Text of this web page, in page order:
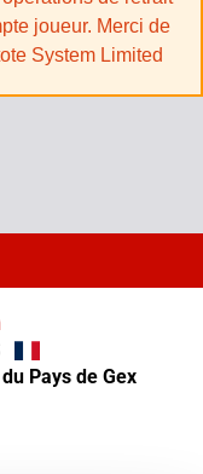
joueur. Merci de
System Limited
Pays de Gex